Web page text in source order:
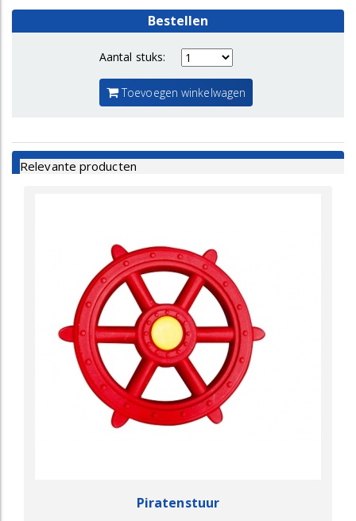
Bestellen
Aantal stuks:
Toevoegen winkelwagen
Relevante producten
Piratenstuur